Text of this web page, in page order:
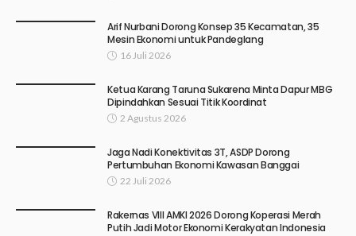
Arif Nurbani Dorong Konsep 35 Kecamatan, 35
Mesin Ekonomi untuk Pandeglang
16 Juli 2026
Ketua Karang Taruna Sukarena Minta Dapur MBG
Dipindahkan Sesuai Titik Koordinat
2 Agustus 2026
Jaga Nadi Konektivitas 3T, ASDP Dorong
Pertumbuhan Ekonomi Kawasan Banggai
22 Juli 2026
Rakernas VIII AMKI 2026 Dorong Koperasi Merah
Putih Jadi Motor Ekonomi Kerakyatan Indonesia